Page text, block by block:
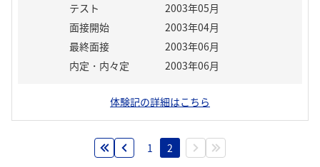
テスト
2003年05月
面接開始
2003年04月
最終面接
2003年06月
内定・内々定
2003年06月
体験記の詳細はこちら
1 2